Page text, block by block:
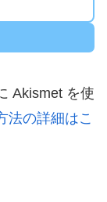
Akismet を使
法の詳細はこ